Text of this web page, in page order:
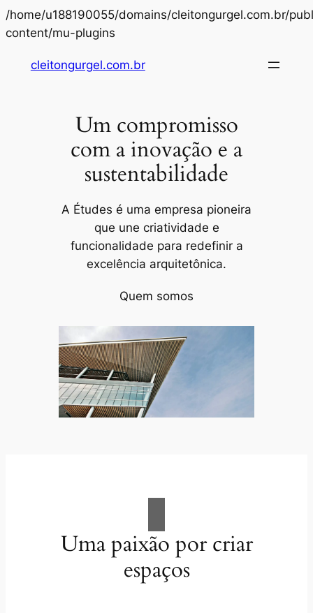
/home/u188190055/domains/cleitongurgel.com.br/
content/mu-plugins
o
cleitongurgel.com.br
Um compromisso
com a inovação e a
sustentabilidade
A Études é uma empresa pioneira
que une criatividade e
funcionalidade para redefinir a
excelência arquitetônica.
Quem somos
Uma paixão por criar
espaços